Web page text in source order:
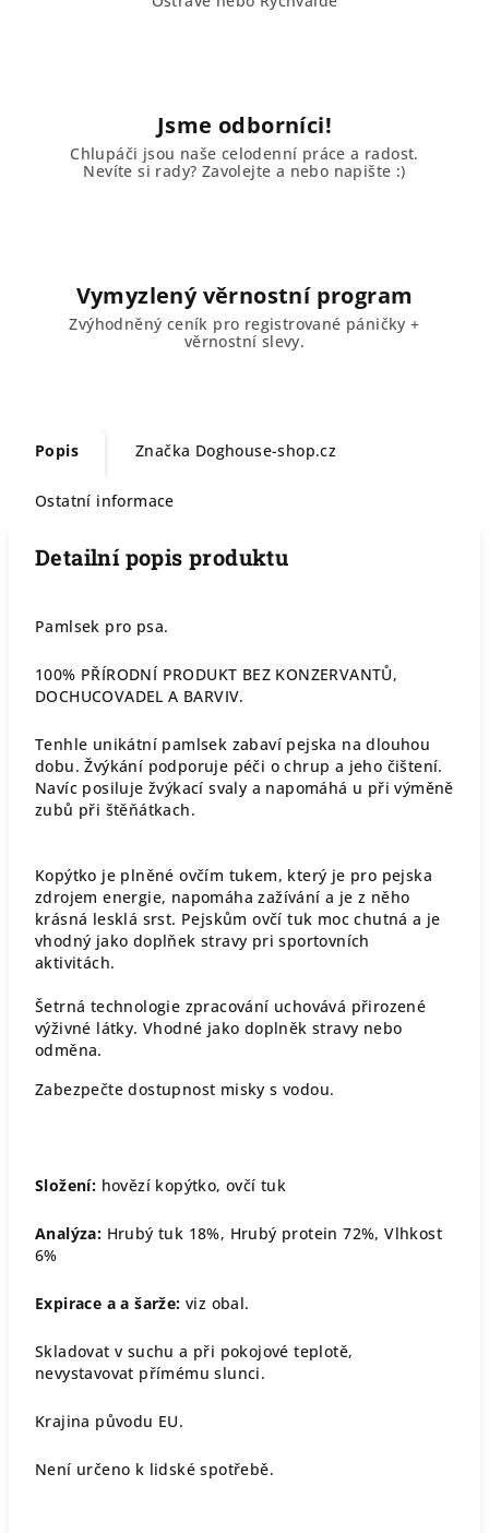
Jsme odborníci!
Chlupáči jsou naše celodenní práce a radost.
Nevíte si rady? Zavolejte a nebo napište :)
Vymyzlený věrnostní program
Zvýhodněný ceník pro registrované páničky +
věrnostní slevy.
Popis Značka Doghouse-shop.cz
Ostatní informace
Detailní popis produktu
Pamlsek pro psa.
100% PŘÍRODNÍ PRODUKT BEZ KONZERVANTŮ,
DOCHUCOVADEL A BARVIV.
Tenhle unikátní pamlsek zabaví pejska na dlouhou
dobu. Žvýkání podporuje péči o chrup a jeho čištení.
Navíc posiluje žvýkací svaly a napomáhá u při výměně
zubů při štěňátkach.
Kopýtko je plněné ovčím tukem, který je pro pejska
zdrojem energie, napomáha zažívání a je z něho
krásná lesklá srst. Pejskům ovčí tuk moc chutná a je
vhodný jako doplňek stravy pri sportovních
aktivitách.
Šetrná technologie zpracování uchovává přirozené
výživné látky. Vhodné jako doplněk stravy nebo
odměna.
Zabezpečte dostupnost misky s vodou.
Složení: hovězí kopýtko, ovčí tuk
Analýza: Hrubý tuk 18%, Hrubý protein 72%, Vlhkost
6%
Expirace a a šarže: viz obal.
Skladovat v suchu a při pokojové teplotě,
nevystavovat přímému slunci.
Krajina původu EU.
Není určeno k lidské spotřebě.